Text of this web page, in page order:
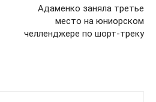
Адаменко заняла третье
место на юниорском
челленджере по шорт-треку